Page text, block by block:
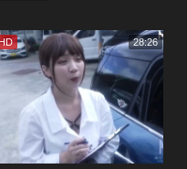
28:26